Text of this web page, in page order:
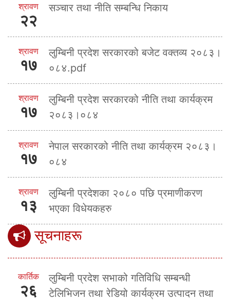
श्रावण
२२
सञ्चार तथा नीति सम्बन्धि निकाय
श्रावण
१७
लुम्बिनी प्रदेश सरकारको बजेट वक्तव्य २०८३।
०८४.pdf
श्रावण
१७
लुम्बिनी प्रदेश सरकारको नीति तथा कार्यक्रम
२०८३।०८४
श्रावण
१७
नेपाल सरकारको नीति तथा कार्यक्रम २०८३।
०८४
श्रावण
१३
लुम्बिनी प्रदेशका २०८० पछि प्रमाणीकरण
भएका विधेयकहरु
सूचनाहरू
कार्तिक
२६
लुम्बिनी प्रदेश सभाको गतिविधि सम्बन्धी
टेलिभिजन तथा रेडियो कार्यक्रम उत्पादन तथा